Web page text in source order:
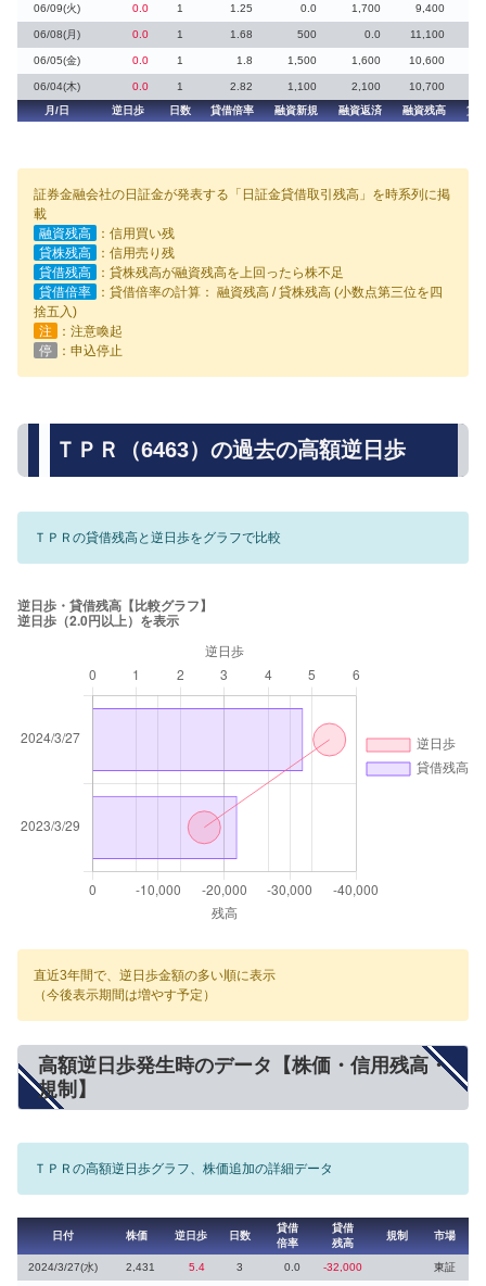
06/09(火) 0.0 1 1.25 0.0 1,700 9,400
06/08(月) 0.0 1 1.68 500 0.0 11,100
06/05(金) 0.0 1 1.8 1,500 1,600 10,600
06/04(木) 0.0 1 2.82 1,100 2,100
10,700
月/日
逆日歩 日数 貸借倍率 融資新規 融資返済 融資残高 貸
証券金融会社の日証金が発表する「日証金貸借取引残高」を時系列に掲
載
融資残高
：信用買い残
貸株残高
：信用売り残
貸借残高
：貸株残高が融資残高を上回ったら株不足
貸借倍率
：貸借倍率の計算： 融資残高 / 貸株残高 (小数点第三位を四
捨五入)
注
：注意喚起
停
：申込停止
ＴＰＲ（6463）の過去の高額逆日歩
ＴＰＲの貸借残高と逆日歩をグラフで比較
直近3年間で、逆日歩金額の多い順に表示
（今後表示期間は増やす予定）
高額逆日歩発生時のデータ【株価・信用残高・
規制】
ＴＰＲの高額逆日歩グラフ、株価追加の詳細データ
日付 株価 逆日歩 日数
貸借
倍率
貸借
残高
規制 市場
2024/3/27(水) 2,431 5.4 3 0.0 -32,000 東証